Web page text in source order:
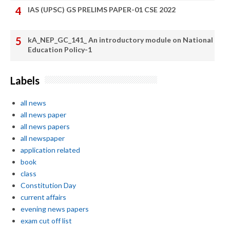
IAS (UPSC) GS PRELIMS PAPER-01 CSE 2022
kA_NEP_GC_141_ An introductory module on National
Education Policy-1
Labels
all news
all news paper
all news papers
all newspaper
application related
book
class
Constitution Day
current affairs
evening news papers
exam cut off list